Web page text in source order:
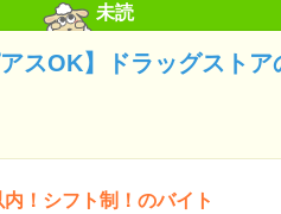
未読
スOK】ドラッグスト
！シフト制！のバイト